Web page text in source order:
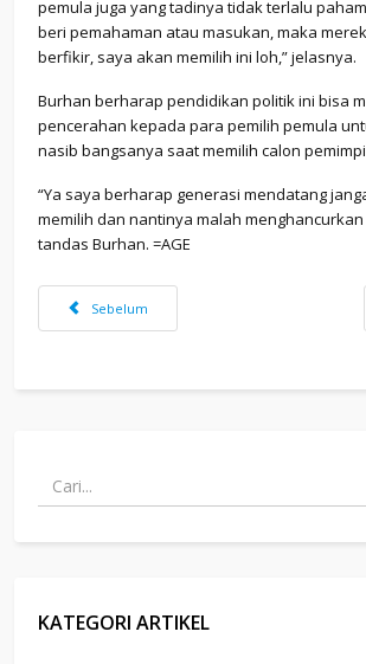
pemula juga yang tadinya tidak terlalu
beri pemahaman atau masukan, maka
berfikir, saya akan memilih ini loh,” jelasnya.
Burhan berharap pendidikan politik ini bisa
pencerahan kepada para pemilih pemula
nasib bangsanya saat memilih calon
“Ya saya berharap generasi mendatang
memilih dan nantinya malah
tandas Burhan. =AGE
Previous article: Pelepasan Siswa Kelas XII
Sebelum
KATEGORI ARTIKEL